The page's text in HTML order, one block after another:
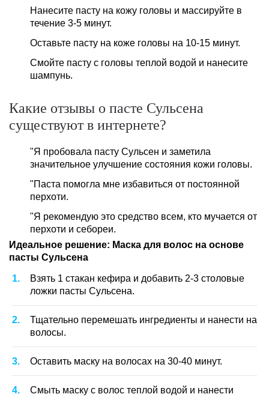
Нанесите пасту на кожу головы и массируйте в
течение 3-5 минут.
Оставьте пасту на коже головы на 10-15 минут.
Смойте пасту с головы теплой водой и нанесите
шампунь.
Какие отзывы о пасте Сульсена
существуют в интернете?
"Я пробовала пасту Сульсен и заметила
значительное улучшение состояния кожи головы.
"Паста помогла мне избавиться от постоянной
перхоти.
"Я рекомендую это средство всем, кто мучается от
перхоти и себореи.
Идеальное решение: Маска для волос на основе
пасты Сульсена
Взять 1 стакан кефира и добавить 2-3 столовые
ложки пасты Сульсена.
Тщательно перемешать ингредиенты и нанести на
волосы.
Оставить маску на волосах на 30-40 минут.
Смыть маску с волос теплой водой и нанести